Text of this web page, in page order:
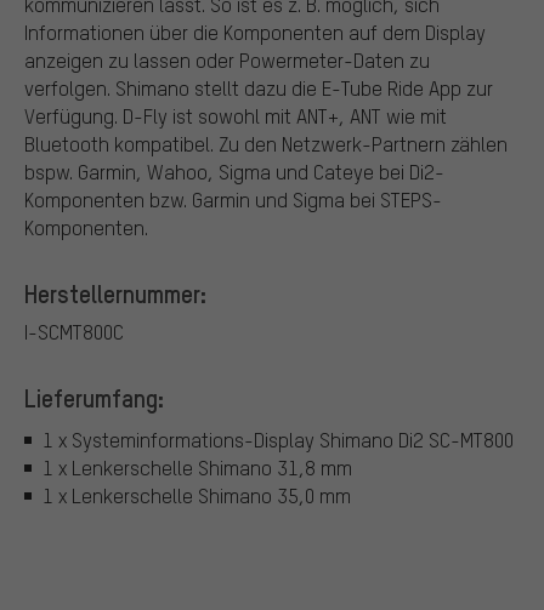
Informationen über die Komponenten auf dem Display
anzeigen zu lassen oder Powermeter-Daten zu
verfolgen. Shimano stellt dazu die E-Tube Ride App zur
Verfügung. D-Fly ist sowohl mit ANT+, ANT wie mit
Bluetooth kompatibel. Zu den Netzwerk-Partnern zählen
bspw. Garmin, Wahoo, Sigma und Cateye bei Di2-
Komponenten bzw. Garmin und Sigma bei STEPS-
Komponenten.
Herstellernummer:
I-SCMT800C
Lieferumfang:
1 x Systeminformations-Display Shimano Di2 SC-MT800
1 x Lenkerschelle Shimano 31,8 mm
1 x Lenkerschelle Shimano 35,0 mm